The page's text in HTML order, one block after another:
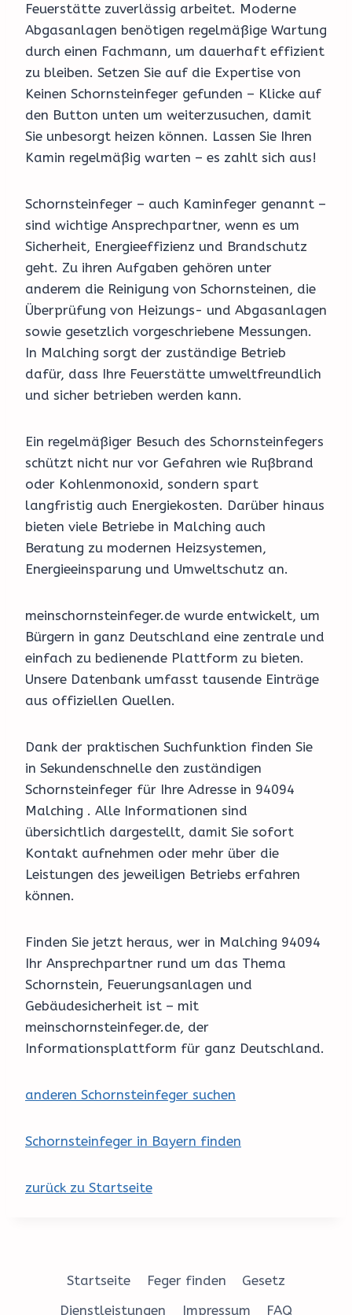
Feuerstätte zuverlässig arbeitet. Moderne
Abgasanlagen benötigen regelmäßige Wartung
durch einen Fachmann, um dauerhaft effizient
zu bleiben. Setzen Sie auf die Expertise von
Keinen Schornsteinfeger gefunden – Klicke auf
den Button unten um weiterzusuchen, damit
Sie unbesorgt heizen können. Lassen Sie Ihren
Kamin regelmäßig warten – es zahlt sich aus!
Schornsteinfeger – auch Kaminfeger genannt –
sind wichtige Ansprechpartner, wenn es um
Sicherheit, Energieeffizienz und Brandschutz
geht. Zu ihren Aufgaben gehören unter
anderem die Reinigung von Schornsteinen, die
Überprüfung von Heizungs- und Abgasanlagen
sowie gesetzlich vorgeschriebene Messungen.
In Malching sorgt der zuständige Betrieb
dafür, dass Ihre Feuerstätte umweltfreundlich
und sicher betrieben werden kann.
Ein regelmäßiger Besuch des Schornsteinfegers
schützt nicht nur vor Gefahren wie Rußbrand
oder Kohlenmonoxid, sondern spart
langfristig auch Energiekosten. Darüber hinaus
bieten viele Betriebe in Malching auch
Beratung zu modernen Heizsystemen,
Energieeinsparung und Umweltschutz an.
meinschornsteinfeger.de wurde entwickelt, um
Bürgern in ganz Deutschland eine zentrale und
einfach zu bedienende Plattform zu bieten.
Unsere Datenbank umfasst tausende Einträge
aus offiziellen Quellen.
Dank der praktischen Suchfunktion finden Sie
in Sekundenschnelle den zuständigen
Schornsteinfeger für Ihre Adresse in 94094
Malching . Alle Informationen sind
übersichtlich dargestellt, damit Sie sofort
Kontakt aufnehmen oder mehr über die
Leistungen des jeweiligen Betriebs erfahren
können.
Finden Sie jetzt heraus, wer in Malching 94094
Ihr Ansprechpartner rund um das Thema
Schornstein, Feuerungsanlagen und
Gebäudesicherheit ist – mit
meinschornsteinfeger.de, der
Informationsplattform für ganz Deutschland.
anderen Schornsteinfeger suchen
Schornsteinfeger in Bayern finden
zurück zu Startseite
Startseite Feger finden
Gesetz
Dienstleistungen
Impressum FAQ